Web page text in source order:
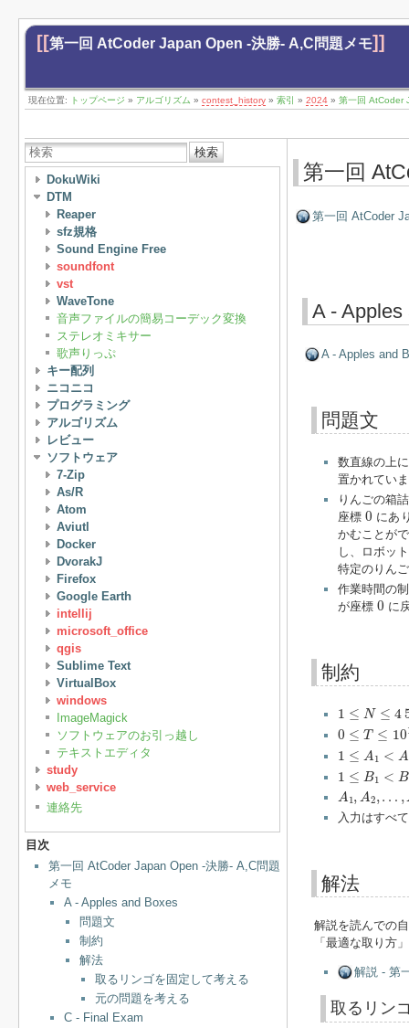
[[第一回 AtCoder Japan Open -決勝- A,C問題メモ]]
現在位置: トップページ » アルゴリズム » contest_history » 索引 » 2024 » 第一回 AtCoder
検索
DokuWiki
DTM
Reaper
sfz規格
Sound Engine Free
soundfont
vst
WaveTone
音声ファイルの簡易コーデック変換
ステレオミキサー
歌声りっぷ
キー配列
ニコニコ
プログラミング
アルゴリズム
レビュー
ソフトウェア
7-Zip
As/R
Atom
Aviutl
Docker
DvorakJ
Firefox
Google Earth
intellij
microsoft_office
qgis
Sublime Text
VirtualBox
windows
ImageMagick
ソフトウェアのお引っ越し
テキストエディタ
study
web_service
連絡先
目次
第一回 AtCoder Japan Open -決勝- A,C問題
メモ
A - Apples and Boxes
問題文
制約
解法
取るリンゴを固定して考える
元の問題を考える
C - Final Exam
第一回
第一回 AtCoder
A -
A - Apples and
問題文
数直線の上
置かれてい
りんごの箱
座標0
0 にあ
かむことが
し、ロボッ
特定のりん
作業時間の
が座標 0
0 に
制約
1 ≤ N ≤ 4
1 N ≤4 500
0 ≤ T ≤ 10
0 T ≤10 14
1 ≤ A1 < A
<
1 ≤ B1 < B
1< <
A1, A2,… ,
A1 A2
入力はすべ
解法
解説を読んでの
「最適な取り方
解説 - 第
取るリン